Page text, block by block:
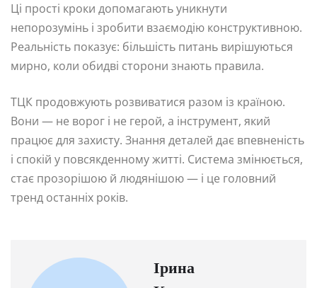
Ці прості кроки допомагають уникнути
непорозумінь і зробити взаємодію конструктивною.
Реальність показує: більшість питань вирішуються
мирно, коли обидві сторони знають правила.
ТЦК продовжують розвиватися разом із країною.
Вони — не ворог і не герой, а інструмент, який
працює для захисту. Знання деталей дає впевненість
і спокій у повсякденному житті. Система змінюється,
стає прозорішою й людянішою — і це головний
тренд останніх років.
Ірина